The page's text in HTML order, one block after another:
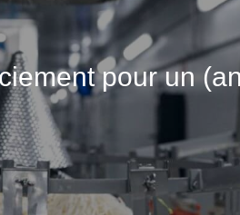
pour un